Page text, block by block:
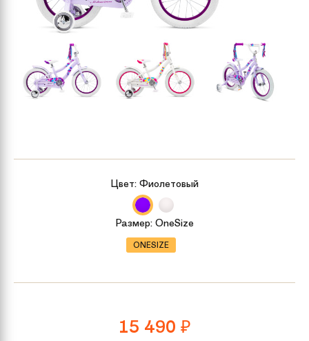
15 490 ₽
Цвет: Фиолетовый
Размер: OneSize
ONESIZE